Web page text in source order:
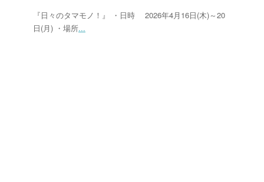
『日々のタマモノ！』 ・日時 2026年4月16日(木)～20
日(月) ・場所...